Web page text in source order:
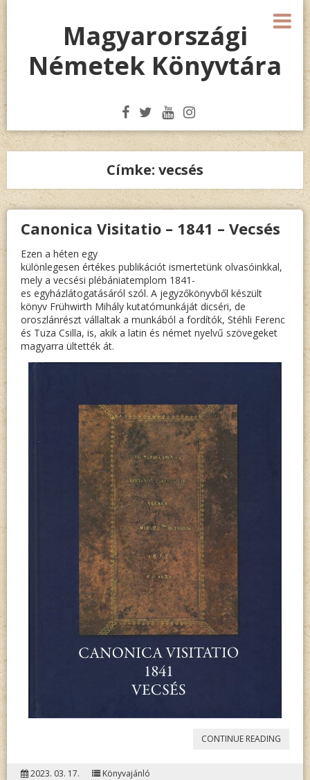
Magyarországi
Németek Könyvtára
Címke: vecsés
Canonica Visitatio – 1841 – Vecsés
Ezen a héten egy
különlegesen értékes publikációt ismertetünk olvasóinkkal,
mely a vecsési plébániatemplom 1841-
es egyházlátogatásáról szól. A jegyzőkönyvből készült
könyv Frühwirth Mihály kutatómunkáját dicséri, de
oroszlánrészt vállaltak a munkából a fordítók, Stéhli Ferenc
és Tuza Csilla, is, akik a latin és német nyelvű szövegeket
magyarra ültették át.
CONTINUE READING
2023. 03. 17. Könyvajánló